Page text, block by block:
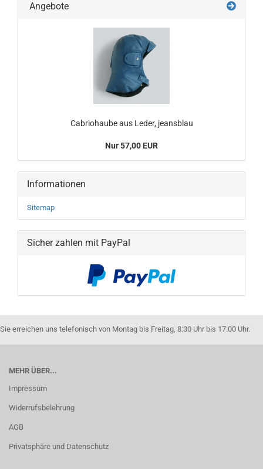
Angebote
Cabriohaube aus Leder, jeansblau
Nur 57,00 EUR
Informationen
Sitemap
Sicher zahlen mit PayPal
Sie erreichen uns telefonisch von Montag bis Freitag, 8:30 Uhr bis 17:00 Uhr.
MEHR ÜBER...
Impressum
Widerrufsbelehrung
AGB
Privatsphäre und Datenschutz